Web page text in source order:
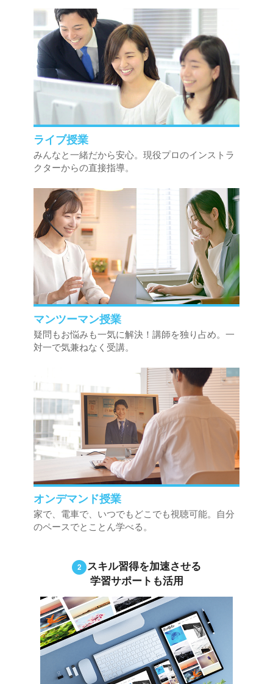
ライブ授業
みんなと一緒だから安心。現役プロのインストラ
クターからの直接指導。
マンツーマン授業
疑問もお悩みも一気に解決！講師を独り占め。一
対一で気兼ねなく受講。
オンデマンド授業
家で、電車で、いつでもどこでも視聴可能。自分
のペースでとことん学べる。
スキル習得を加速させる
学習サポートも活用